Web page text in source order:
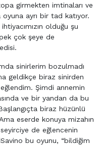
girmekten imtinaları ve
ayrı bir tad katıyor.
olduğu şu
çok şeye de
sinirlerim bozulmadı
geldikçe biraz sinirden
Şimdi annemin
ve bir yandan da bu
biraz hüzünlü
eserde konuya mizahın
de eğlencenin
bu oyunu, “bildiğim